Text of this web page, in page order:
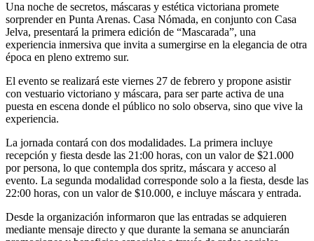
Una noche de secretos, máscaras y estética victoriana promete
sorprender en Punta Arenas. Casa Nómada, en conjunto con Casa
Jelva, presentará la primera edición de “Mascarada”, una
experiencia inmersiva que invita a sumergirse en la elegancia de otra
época en pleno extremo sur.
El evento se realizará este viernes 27 de febrero y propone asistir
con vestuario victoriano y máscara, para ser parte activa de una
puesta en escena donde el público no solo observa, sino que vive la
experiencia.
La jornada contará con dos modalidades. La primera incluye
recepción y fiesta desde las 21:00 horas, con un valor de $21.000
por persona, lo que contempla dos spritz, máscara y acceso al
evento. La segunda modalidad corresponde solo a la fiesta, desde las
22:00 horas, con un valor de $10.000, e incluye máscara y entrada.
Desde la organización informaron que las entradas se adquieren
mediante mensaje directo y que durante la semana se anunciarán